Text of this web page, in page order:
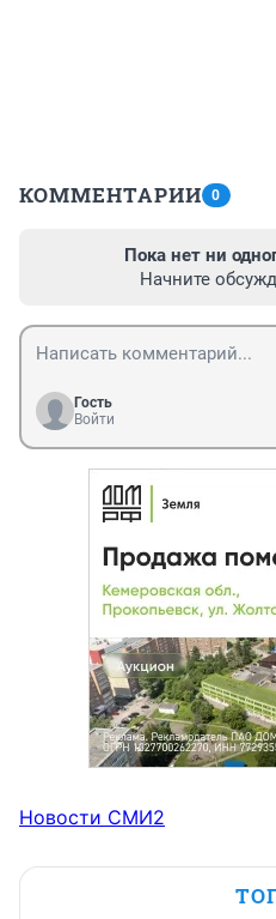
КОММЕНТАРИИ 0
Пока нет ни
Начните
Гость
Войти
Новости СМИ2